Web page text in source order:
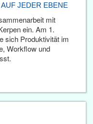
JEDER EBENE
mit
ein. Am 1.
sich Produktivität im
Workflow und